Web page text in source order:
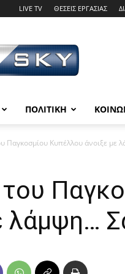
LIVE TV ΘΕΣΕΙΣ ΕΡΓΑΣΙΑΣ
ΠΟΛΙΤΙΚΗ
Παγκοσμίου Κυπέλλου άνοιξε με
λάμψη…